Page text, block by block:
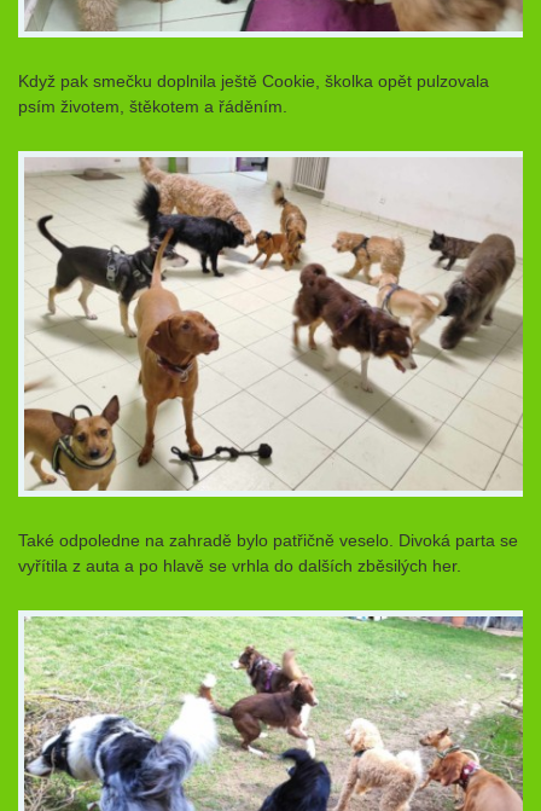
Když pak smečku doplnila ještě Cookie, školka opět pulzovala
psím životem, štěkotem a řáděním.
Také odpoledne na zahradě bylo patřičně veselo. Divoká parta se
vyřítila z auta a po hlavě se vrhla do dalších zběsilých her.